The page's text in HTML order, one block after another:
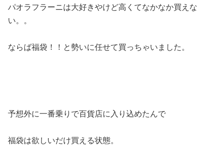
パオラフラーニは大好きやけど高くてなかなか買えな
い。。
ならば福袋！！と勢いに任せて買っちゃいました。
予想外に一番乗りで百貨店に入り込めたんで
福袋は欲しいだけ買える状態。